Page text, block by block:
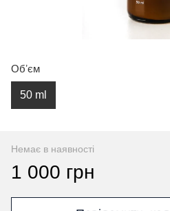
Обʼєм
50 ml
Немає в наявності
1 000 грн